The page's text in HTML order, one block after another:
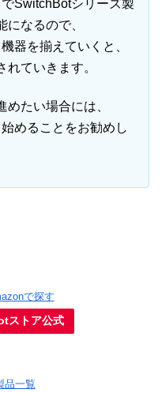
SwitchBotシリーズ製
なるので、
器を揃えていくと、
ていきます。
たい場合には、
めることをお勧めし
で探す
ストア公式
品一覧